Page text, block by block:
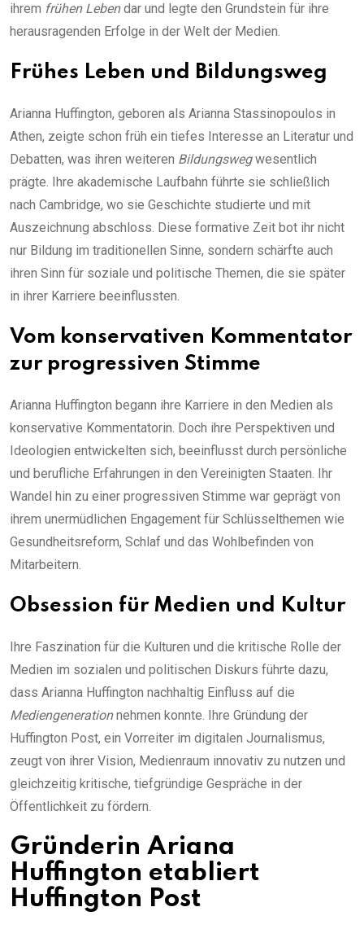
ihrem frühen Lebendar und legte den Grundstein für ihre
herausragenden Erfolge in der Welt der Medien.
Frühes Leben und Bildungsweg
Arianna Huffington, geboren als Arianna Stassinopoulos in
Athen, zeigte schon früh ein tiefes Interesse an Literatur und
Debatten, was ihren weiteren Bildungswegwesentlich
prägte. Ihre akademische Laufbahn führte sie schließlich
nach Cambridge, wo sie Geschichte studierte und mit
Auszeichnung abschloss. Diese formative Zeit bot ihr nicht
nur Bildung im traditionellen Sinne, sondern schärfte auch
ihren Sinn für soziale und politische Themen, die sie später
in ihrer Karriere beeinflussten.
Vom konservativen Kommentator
zur progressiven Stimme
Arianna Huffington begann ihre Karriere in den Medien als
konservative Kommentatorin. Doch ihre Perspektiven und
Ideologien entwickelten sich, beeinflusst durch persönliche
und berufliche Erfahrungen in den Vereinigten Staaten. Ihr
Wandel hin zu einer progressiven Stimme war geprägt von
ihrem unermüdlichen Engagement für Schlüsselthemen wie
Gesundheitsreform, Schlaf und das Wohlbefinden von
Mitarbeitern.
Obsession für Medien und Kultur
Ihre Faszination für die Kulturen und die kritische Rolle der
Medien im sozialen und politischen Diskurs führte dazu,
dass Arianna Huffington nachhaltig Einfluss auf die
Mediengenerationnehmen konnte. Ihre Gründung der
Huffington Post, ein Vorreiter im digitalen Journalismus,
zeugt von ihrer Vision, Medienraum innovativ zu nutzen und
gleichzeitig kritische, tiefgründige Gespräche in der
Öffentlichkeit zu fördern.
Gründerin Ariana
Huffington etabliert
Huffington Post